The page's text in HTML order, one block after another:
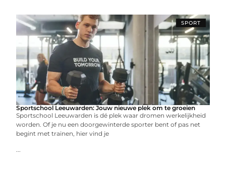
SPORT
Sportschool Leeuwarden: Jouw nieuwe plek om te groeien
Sportschool Leeuwarden is dé plek waar dromen werkelijkheid
worden. Of je nu een doorgewinterde sporter bent of pas net
begint met trainen, hier vind je
...